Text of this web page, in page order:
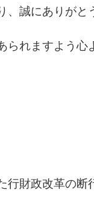
、誠にありがと
られますよう心
行財政改革の断